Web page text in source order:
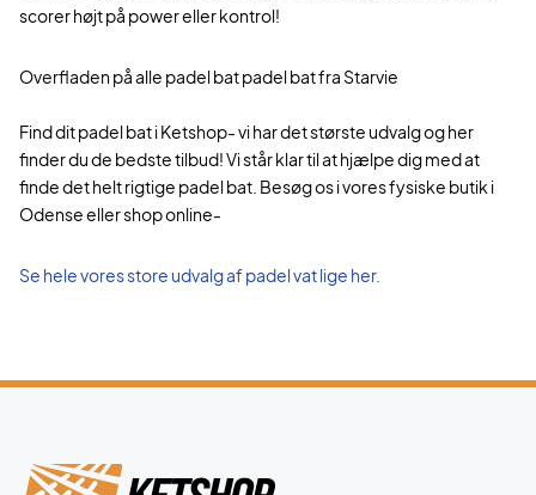
scorer højt på power eller kontrol!
Overfladen på alle padel bat padel bat fra Starvie
Find dit padel bat i Ketshop- vi har det største udvalg og her
finder du de bedste tilbud! Vi står klar til at hjælpe dig med at
finde det helt rigtige padel bat. Besøg os i vores fysiske butik i
Odense eller shop online-
Se hele vores store udvalg af padel vat lige her.